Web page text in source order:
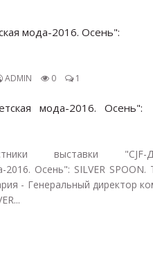
мода-2016. Осень":
ADMIN 0 1
мода-2016. Осень":
выставки "CJF-
2016. Осень": SILVER SPOON.
- Генеральный директор